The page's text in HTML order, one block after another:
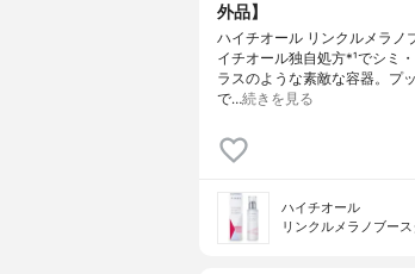
外品】
ハイチオール リンクルメラノ
イチオール独自処方*¹でシミ
ラスのような素敵な容器。プ
で…続きを見る
ハイチオール
リンクルメラノブース